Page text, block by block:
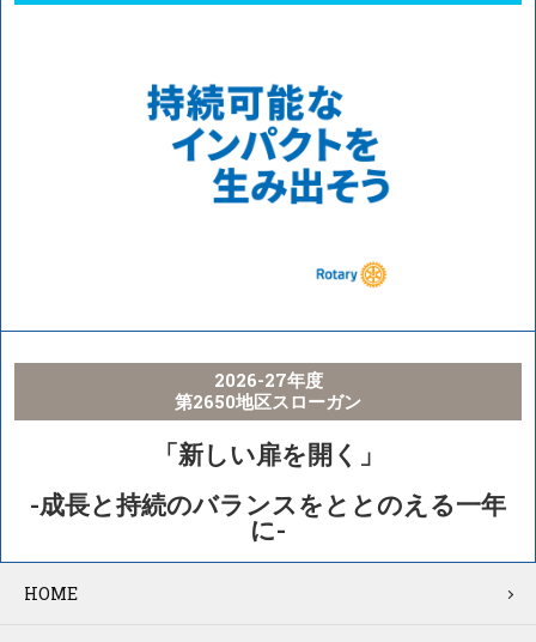
2026-27年度
第2650地区スローガン
「新しい扉を開く」
-成長と持続のバランスをととのえる一年
に-
HOME